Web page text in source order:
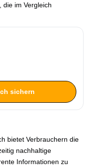
die im Vergleich
sichern
bietet Verbrauchern die
nachhaltige
Informationen zu